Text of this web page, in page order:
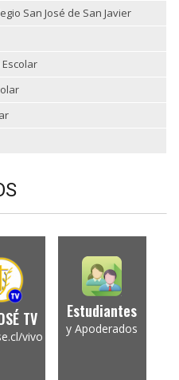
San José de San Javier
TV
vivo
Estudiantes
y Apoderados